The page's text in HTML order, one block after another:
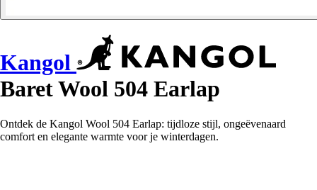
Kangol
Baret Wool 504 Earlap
Ontdek de Kangol Wool 504 Earlap: tijdloze stijl, ongeëvenaard
comfort en elegante warmte voor je winterdagen.